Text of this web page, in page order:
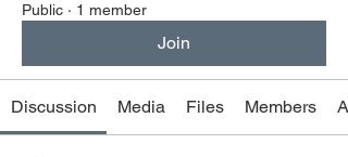
Public · 1 member
Join
Discussion Media Files Members